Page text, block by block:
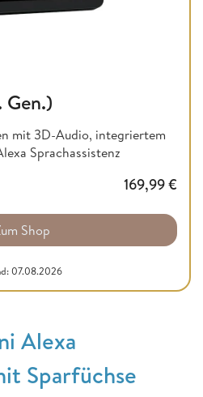
Gen.)
mit 3D-Audio, integriertem
Sprachassistenz
169,99€
Shop
07.08.2026
Alexa
Sparfüchse